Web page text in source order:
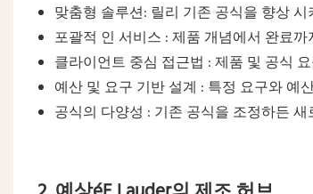
맞춤형 솔루션: 릴리 기존 공식을 향상
포괄적 인 서비스 : 제품 개념에서 완료
클라이언트 중심 접근법 : 제품 및 공식
예산 및 요구 기반 설계 : 특정 요구와 예
공식의 다양성 : 기존 공식을 조정하든